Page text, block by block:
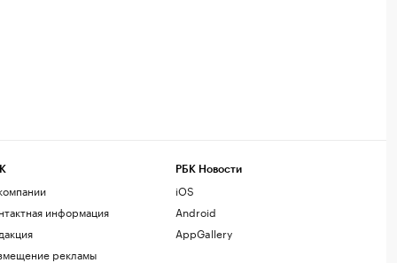
информация
рекламы
РБК Новости
iOS
Android
AppGallery